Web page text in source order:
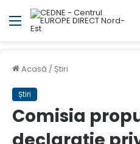
Meniul
Acasă / Știri
Știri
Comisia